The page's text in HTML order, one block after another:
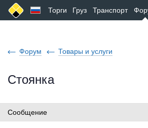
Торги Груз Транспорт
Форум Товары и услуги
Стоянка
Сообщение